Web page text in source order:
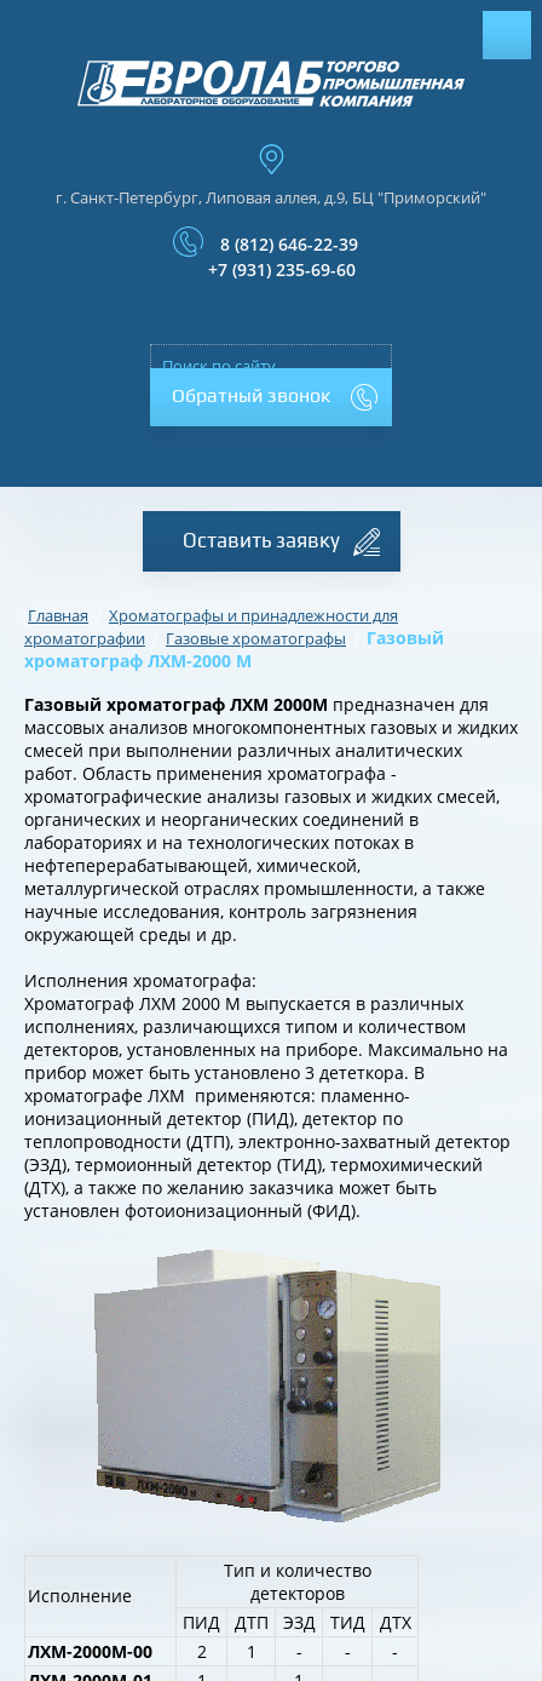
г. Санкт-Петербург, Липовая аллея, д.9, БЦ "Приморский"
8 (812) 646-22-39
+7 (931) 235-69-60
Обратный звонок
Оставить заявку
Главная
Хроматографы и принадлежности для
хроматографии
Газовые хроматографы
Газовый
хроматограф ЛХМ-2000 М
Газовый хроматограф ЛХМ 2000М предназначен для
массовых анализов многокомпонентных газовых и жидких
смесей при выполнении различных аналитических
работ. Область применения хроматографа -
хроматографические анализы газовых и жидких смесей,
органических и неорганических соединений в
лабораториях и на технологических потоках в
нефтеперерабатывающей, химической,
металлургической отраслях промышленности, а также
научные исследования, контроль загрязнения
окружающей среды и др.
Исполнения хроматографа:
Хроматограф ЛХМ 2000 М выпускается в различных
исполнениях, различающихся типом и количеством
детекторов, установленных на приборе. Максимально на
прибор может быть установлено 3 дететкора. В
хроматографе ЛХМ применяются: пламенно-
ионизационный детектор (ПИД), детектор по
теплопроводности (ДТП), электронно-захватный детектор
(ЭЗД), термоионный детектор (ТИД), термохимический
(ДТХ), а также по желанию заказчика может быть
установлен фотоионизационный (ФИД).
Исполнение
Тип и количество
детекторов
ПИД
ДТП ЭЗД ТИД
ДТХ
ЛХМ-2000М-00
2 1 - -
-